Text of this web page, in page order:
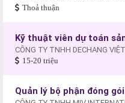
Thoả thuận
CÔNG TY TNHH DECHANG
15-20 triệu
Quản lý bộ phận đóng gói